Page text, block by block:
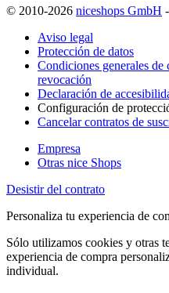
© 2010-2026 niceshops GmbH
Aviso legal
Protección de datos
Condiciones generales
revocación
Declaración de
Configuración de
Cancelar contratos de
Empresa
Otras nice Shops
Desistir del contrato
Personaliza tu experiencia de
Sólo utilizamos cookies y otras
experiencia de compra
individual.